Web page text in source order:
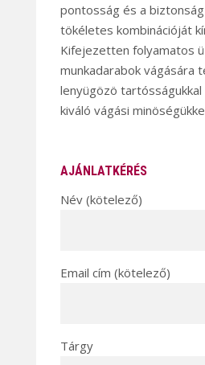
pontosság és a biztonság
tökéletes kombinációját
Kifejezetten folyamatos
munkadarabok vágására
lenyügözö tartósságukkal
kiváló vágási
AJÁNLATKÉRÉS
Név (kötelező)
Email cím (kötelező)
Tárgy